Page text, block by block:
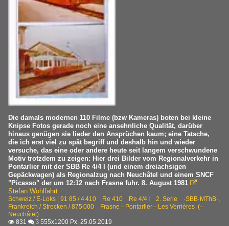
Die damals modernen 110 Filme (bzw Kameras) boten bei kleine
Knipse Fotos gerade noch eine ansehnliche Qualität, darüber
hinaus genügen sie lieder den Ansprüchen kaum; eine Tatsche,
die ich erst viel zu spät begriff und deshalb hin und wieder
versuche, das eine oder andere heute seit langem verschwundene
Motiv trotzdem zu zeigen: Hier drei Bilder vom Regionalverkehr in
Pontarlier mit der SBB Re 4/4 I (und einem dreiachsigen
Gepäckwagen) als Regionalzug nach Neuchâtel und einem SNCF
"Picasso" der um 12:12 nach Frasne fuhr. 8. August 1981 
Stefan Wohlfahrt
Schweiz / E-Loks | 91 85 / 4 410 Re 410 Re 4/4 I 2. Serie ·SBB·MThB·
Frankreich / Strecken / 875 000 Frasne – Pontarlier – Les Verrières (–
Neuchâtel)
 831  3 555x1200 Px, 25.05.2019